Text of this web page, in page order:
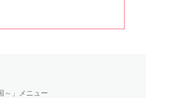
～」メニュー